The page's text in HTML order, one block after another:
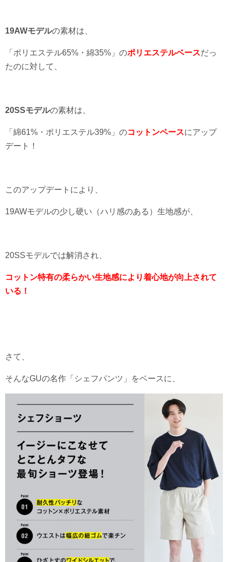
19AWモデルの素材は、
「ポリエステル65%・綿35%」のポリエステルベースだっ
たのに対して、
20SSモデルの素材は、
「綿61%・ポリエステル39%」のコットンベースにアップ
デート！
このアップデートにより、
19AWモデルの少し硬い（ハリ感のある）生地感が、
20SSモデルでは解消され、
コットン特有の柔らかい生地感により着心地が向上されて
いる！
さて、
そんなGUの名作「シェフパンツ」をベースに、